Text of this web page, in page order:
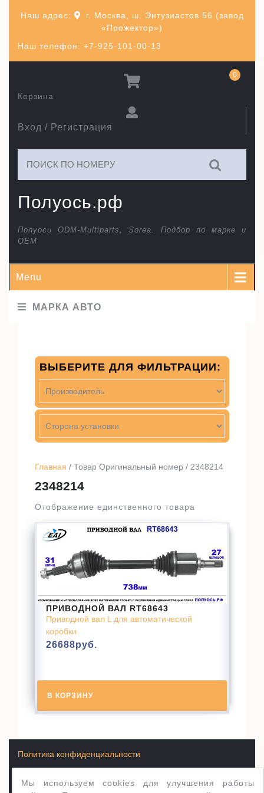
Наш телефон: +7-925-101-00-13
Наш адрес:
г. Москва, ш. Энтузиастов 56 (завод
«Прожектор»)
Полуось.рф
Полуоси ODM-Multiparts, Sorea. Подбор по марке и
ОЕМ
Вход / Регистрация
Корзина
0
Menu
МАРКА АВТО
Главная / Товар Оригинальный номер / 2348214
2348214
Отображение единственного товара
ПРИВОДНОЙ ВАЛ RT68643
Приводной вал L для автоматической
коробки
26688руб.
В КОРЗИНУ
ВЫБЕРИТЕ ДЛЯ ФИЛЬТРАЦИИ:
Мы используем cookies для улучшения работы
Условия продажи товаров
Политика конфиденциальности